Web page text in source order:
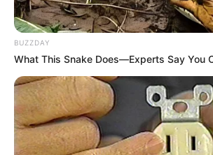
BUZZDAY
What This Snake Does—Experts Say You